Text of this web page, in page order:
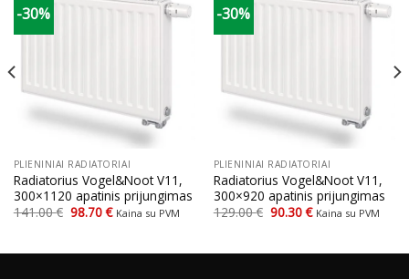
-30%
PLIENINIAI RADIATORIAI
Radiatorius Vogel&Noot V11,
300×1120 apatinis prijungimas
141.00€ Original
price
98.70€Current
price
Kaina su PVM
-30%
PLIENINIAI RADIATORIAI
Radiatorius Vogel&Noot V11,
300×920 apatinis prijungimas
129.00€ Original
price
90.30€Current
price
Kaina su PVM